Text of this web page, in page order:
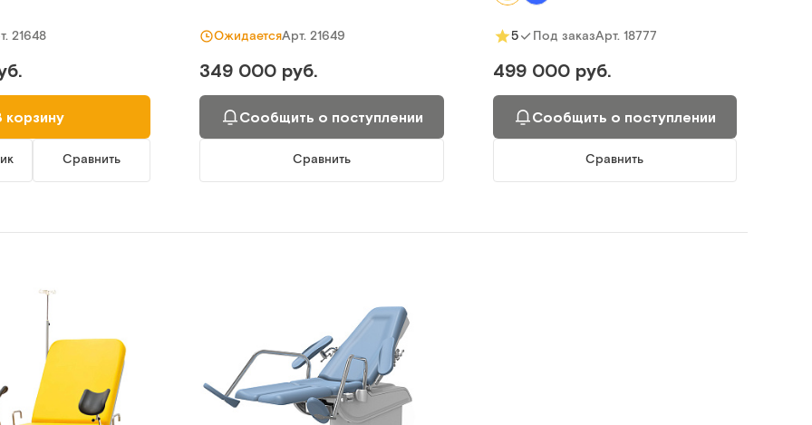
21648
корзину
Сравнить
ОжидаетсяАрт.21649
349 000 руб.
Сообщить о поступлении
Сравнить
5 Под заказАрт. 18777
499 000 руб.
Сообщить о поступлении
Сравнить